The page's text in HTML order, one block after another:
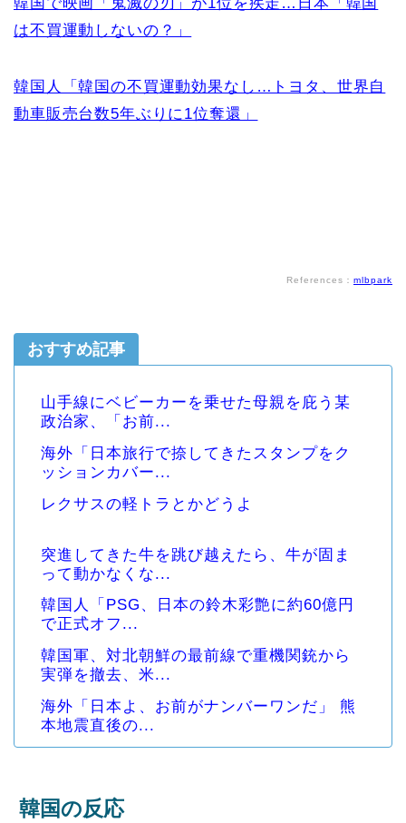
は不買運動しないの？」
韓国人「韓国の不買運動効果なし…トヨタ、世界自
動車販売台数5年ぶりに1位奪還」
References： mlbpark
おすすめ記事
山手線にベビーカーを乗せた母親を庇う某
政治家、「お前...
海外「日本旅行で捺してきたスタンプをク
ッションカバー...
レクサスの軽トラとかどうよ
突進してきた牛を跳び越えたら、牛が固ま
って動かなくな...
韓国人「PSG、日本の鈴木彩艶に約60億円
で正式オフ...
韓国軍、対北朝鮮の最前線で重機関銃から
実弾を撤去、米...
海外「日本よ、お前がナンバーワンだ」 熊
本地震直後の...
韓国の反応